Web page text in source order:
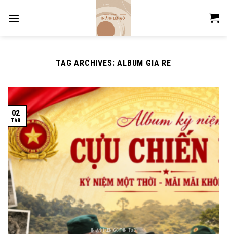
TAG ARCHIVES:ALBUM GIA RE
IN ẢNH LÊN GỖ TIN TỨC
02
Th8